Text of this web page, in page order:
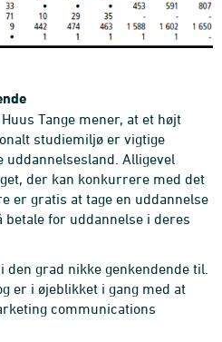
Tange mener, at et højt
studiemiljø er vigtige
Alligevel
der kan konkurrere med det
er gratis at tage en uddannelse
betale for uddannelse i deres
den grad nikke genkendende til.
er i øjeblikket i gang med at
communications